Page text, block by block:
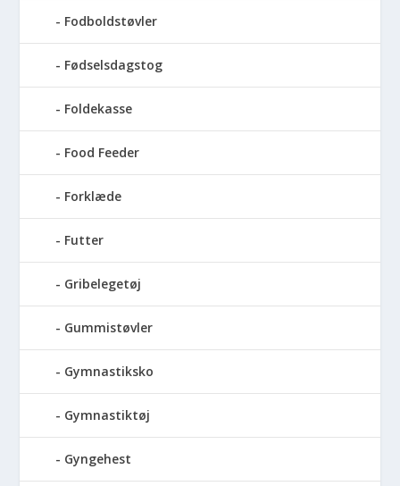
Fodboldstøvler
Fødselsdagstog
Foldekasse
Food Feeder
Forklæde
Futter
Gribelegetøj
Gummistøvler
Gymnastiksko
Gymnastiktøj
Gyngehest